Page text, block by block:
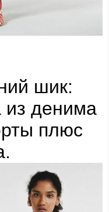
шик:
из денима
плюс